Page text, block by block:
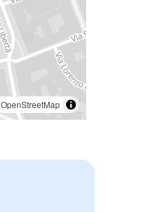
OpenStreetMap